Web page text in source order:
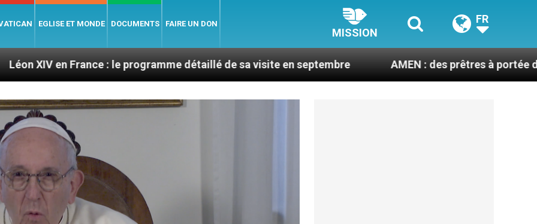
EGLISE ET MONDE DOCUMENTS FAIRE UN DON
MISSION
FR
: le programme détaillé de sa visite en septembre AMEN : des prêtres à portée de clic La